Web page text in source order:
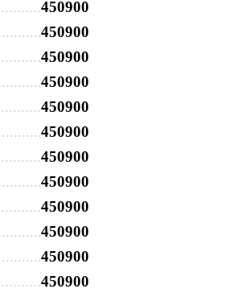
450900
450900
450900
450900
450900
450900
450900
450900
450900
450900
450900
450900